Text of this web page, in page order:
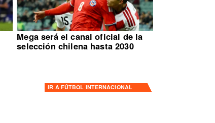
Mega será el canal oficial de la
selección chilena hasta 2030
IR A FÚTBOL INTERNACIONAL